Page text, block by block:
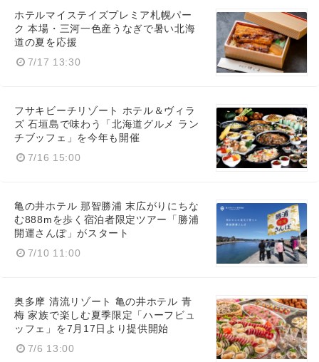
ホテルマイステイズプレミア札幌パー
ク 本場・三河一色産うなぎで暑い北海
道の夏を応援
7/17 13:30
フサキビーチリゾート ホテル＆ヴィラ
ズ 石垣島で味わう「北海道グルメ ラン
チブッフェ」を今年も開催
7/16 15:00
亀の井ホテル 那智勝浦 末広がりにちな
む888mを歩く宿泊者限定ツアー「勝浦
開運さんぽ」がスタート
7/10 11:00
奥多摩 清流リゾート 亀の井ホテル 青
梅 家族で楽しむ夏季限定「ハーフビュ
ッフェ」を7月17日より提供開始
7/6 13:00